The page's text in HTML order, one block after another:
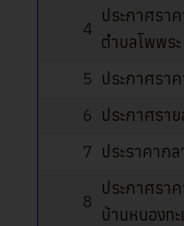
4
ประกาศรา
ตำบลโพพระ
5
ประกาศรา
6
ประกาศรา
7
ประราคาก
8
ประกาศรา
บ้านหนองท